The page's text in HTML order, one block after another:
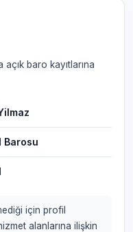
baro kayıtlarına
Barosu
için profil
alanlarına ilişkin